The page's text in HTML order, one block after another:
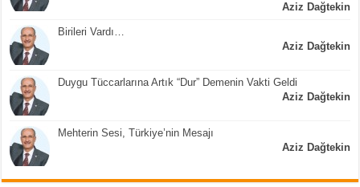
Aziz Dağtekin
Birileri Vardı…
Aziz Dağtekin
Duygu Tüccarlarına Artık “Dur” Demenin Vakti Geldi
Aziz Dağtekin
Mehterin Sesi, Türkiye’nin Mesajı
Aziz Dağtekin